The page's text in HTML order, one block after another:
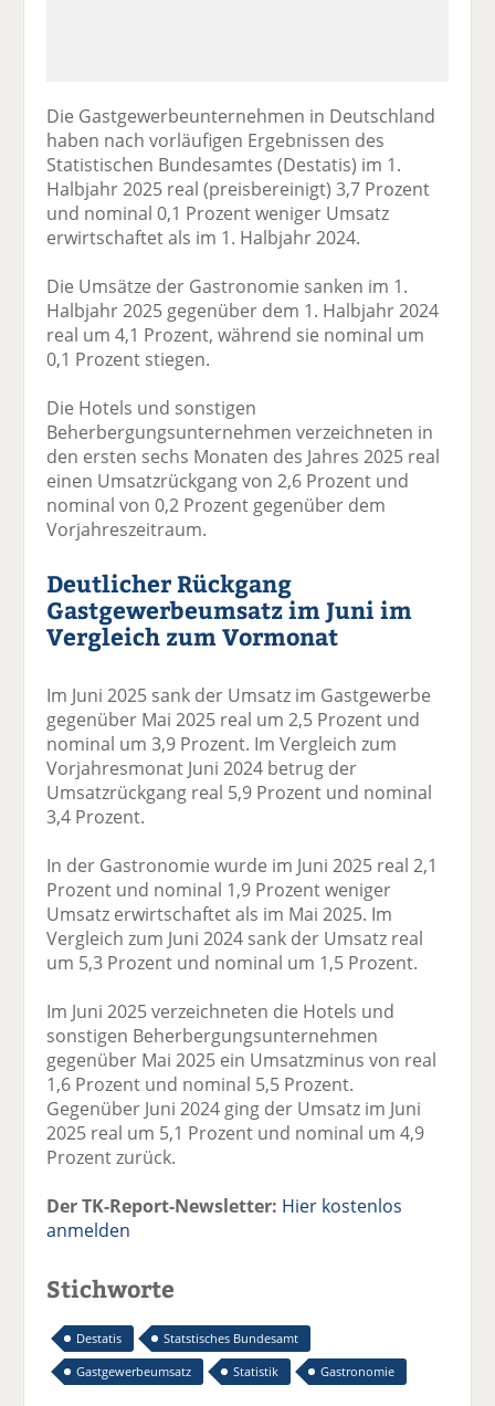
Die Gastgewerbeunternehmen in Deutschland
haben nach vorläufigen Ergebnissen des
Statistischen Bundesamtes (Destatis) im 1.
Halbjahr 2025 real (preisbereinigt) 3,7 Prozent
und nominal 0,1 Prozent weniger Umsatz
erwirtschaftet als im 1. Halbjahr 2024.
Die Umsätze der Gastronomie sanken im 1.
Halbjahr 2025 gegenüber dem 1. Halbjahr 2024
real um 4,1 Prozent, während sie nominal um
0,1 Prozent stiegen.
Die Hotels und sonstigen
Beherbergungsunternehmen verzeichneten in
den ersten sechs Monaten des Jahres 2025 real
einen Umsatzrückgang von 2,6 Prozent und
nominal von 0,2 Prozent gegenüber dem
Vorjahreszeitraum.
Deutlicher Rückgang
Gastgewerbeumsatz im Juni im
Vergleich zum Vormonat
Im Juni 2025 sank der Umsatz im Gastgewerbe
gegenüber Mai 2025 real um 2,5 Prozent und
nominal um 3,9 Prozent. Im Vergleich zum
Vorjahresmonat Juni 2024 betrug der
Umsatzrückgang real 5,9 Prozent und nominal
3,4 Prozent.
In der Gastronomie wurde im Juni 2025 real 2,1
Prozent und nominal 1,9 Prozent weniger
Umsatz erwirtschaftet als im Mai 2025. Im
Vergleich zum Juni 2024 sank der Umsatz real
um 5,3 Prozent und nominal um 1,5 Prozent.
Im Juni 2025 verzeichneten die Hotels und
sonstigen Beherbergungsunternehmen
gegenüber Mai 2025 ein Umsatzminus von real
1,6 Prozent und nominal 5,5 Prozent.
Gegenüber Juni 2024 ging der Umsatz im Juni
2025 real um 5,1 Prozent und nominal um 4,9
Prozent zurück.
Der TK-Report-Newsletter: Hier kostenlos
anmelden
Stichworte
Destatis
Statstisches Bundesamt
Gastgewerbeumsatz
Statistik Gastronomie